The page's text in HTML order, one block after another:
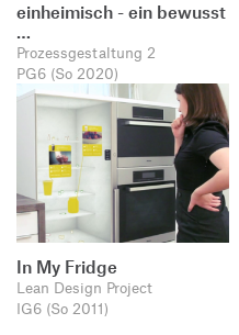
einheimisch - ein bewusst
Prozessgestaltung 2
PG6 (So 2020)
In My Fridge
Lean Design Project
IG6 (So 2011)